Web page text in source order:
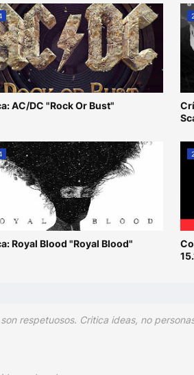
AC/DC "Rock Or Bust"
Royal Blood "Royal Blood"
respetuosos. Critica ideas, no